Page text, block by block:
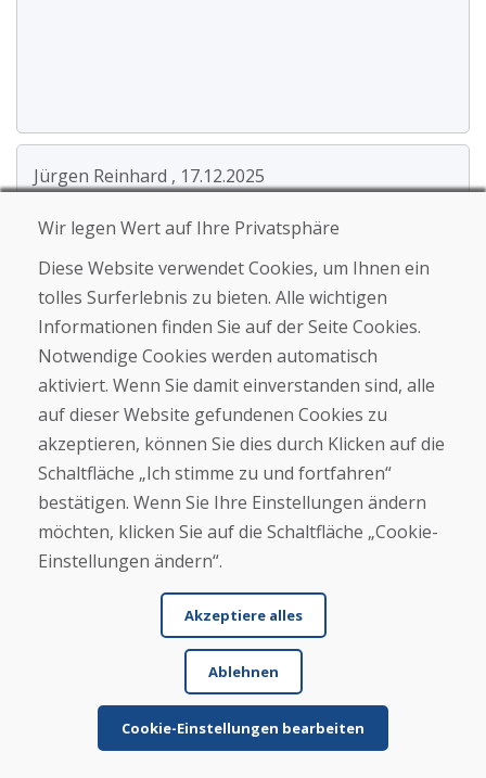
Jürgen Reinhard , 17.12.2025
Wir haben ein paar gebrauchte Ski bestellt und
innerhalb von 4 Werktagen erhalten. Sie Ski sind
ge...
Mehr lesen ...
Weitere Rezensionen ansehen >
Eigene Rezension
verfassen
Wir legen Wert auf Ihre Privatsphäre
Diese Website verwendet Cookies, um Ihnen ein
tolles Surferlebnis zu bieten. Alle wichtigen
Informationen finden Sie auf der Seite Cookies.
Notwendige Cookies werden automatisch
aktiviert. Wenn Sie damit einverstanden sind, alle
auf dieser Website gefundenen Cookies zu
akzeptieren, können Sie dies durch Klicken auf die
Schaltfläche „Ich stimme zu und fortfahren“
bestätigen. Wenn Sie Ihre Einstellungen ändern
möchten, klicken Sie auf die Schaltfläche „Cookie-
Einstellungen ändern“.
Akzeptiere alles
Ablehnen
Cookie-Einstellungen bearbeiten